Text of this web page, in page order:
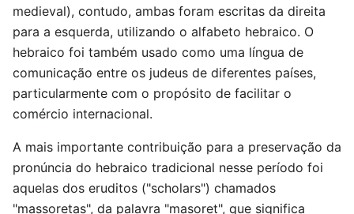
medieval), contudo, ambas foram escritas da direita
para a esquerda, utilizando o alfabeto hebraico. O
hebraico foi também usado como uma língua de
comunicação entre os judeus de diferentes países,
particularmente com o propósito de facilitar o
comércio internacional.
A mais importante contribuição para a preservação da
pronúncia do hebraico tradicional nesse período foi
aquelas dos eruditos ("scholars") chamados
"massoretas", da palavra "masoret", que significa